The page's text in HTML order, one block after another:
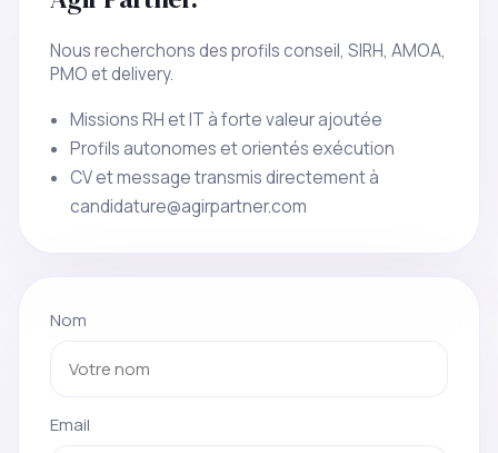
Nous recherchons des profils conseil, SIRH, AMOA,
PMO et delivery.
Missions RH et IT à forte valeur ajoutée
Profils autonomes et orientés exécution
CV et message transmis directement à
candidature@agirpartner.com
Nom
Email